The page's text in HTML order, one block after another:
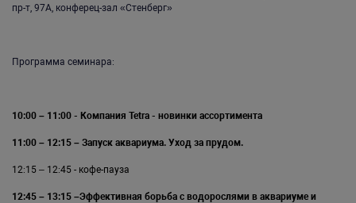
пр-т, 97А, конферец-зал «Стенберг»
Программа семинара:
10:00 – 11:00 - Компания Tetra - новинки ассортимента
11:00 – 12:15 – Запуск аквариума. Уход за прудом.
12:15 – 12:45 - кофе-пауза
12:45 – 13:15 –Эффективная борьба с водорослями в аквариуме и